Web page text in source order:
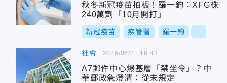
秋冬新冠疫苗拍板！羅一鈞：XFG株
240萬劑「10月開打」
新冠疫苗 疾管署 羅一鈞
社會
A7郵件中心爆基層「禁坐令」？中
華郵政急澄清：從未規定
2026/06/21 16:43